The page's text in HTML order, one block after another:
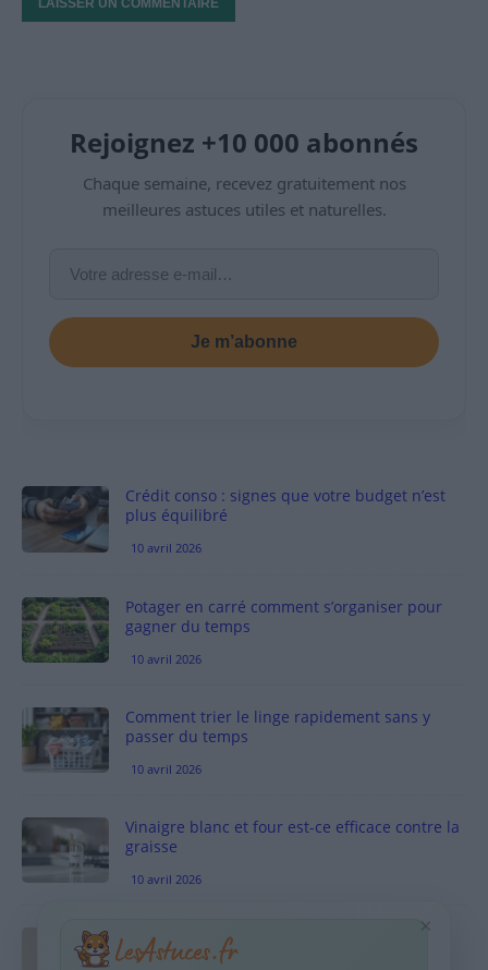
Rejoignez +10 000 abonnés
Chaque semaine, recevez gratuitement nos
meilleures astuces utiles et naturelles.
Je m’abonne
Crédit conso : signes que votre budget n’est
plus équilibré
10 avril 2026
Potager en carré comment s’organiser pour
gagner du temps
10 avril 2026
Comment trier le linge rapidement sans y
passer du temps
10 avril 2026
Vinaigre blanc et four est-ce efficace contre la
graisse
10 avril 2026
Taches pigmentaires : routine simple +
habitudes qui aident
×